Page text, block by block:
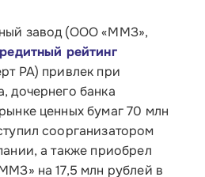
завод (ООО «ММЗ»,
рейтинг
РА) привлек при
дочернего банка
ценных бумаг 70 млн
соорганизатором
а также приобрел
на 17,5 млн рублей в